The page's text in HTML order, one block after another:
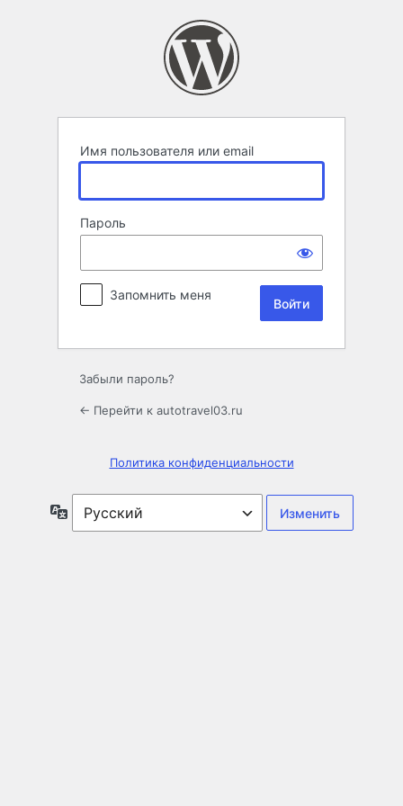
Имя пользователя или email
Пароль
Запомнить меня
Забыли пароль?
← Перейти к autotravel03.ru
Политика конфиденциальности
Язык